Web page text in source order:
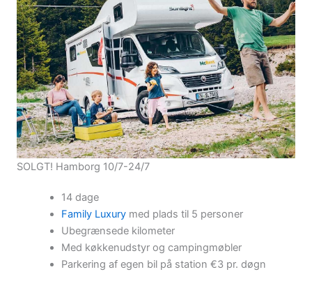
SOLGT! Hamborg 10/7-24/7
14 dage
Family Luxurymed plads til 5 personer
Ubegrænsede kilometer
Med køkkenudstyr og campingmøbler
Parkering af egen bil på station €3 pr. døgn